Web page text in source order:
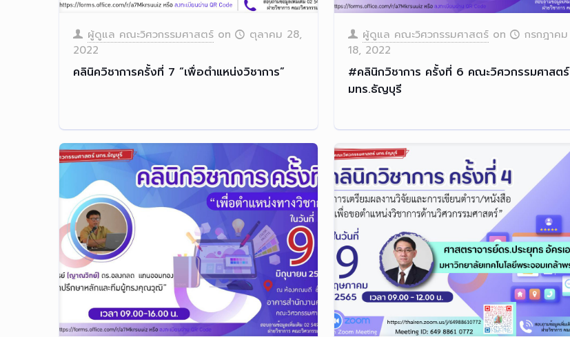
ผู้ดูแล คณะวิศวกรรมศาสตร์ on
ตุลาคม 28,
2022
คลินิควิชาการครั้งที่ 7 “เพื่อตำแหน่งวิชาการ”
ผู้ดูแล คณะวิศวกรรมศาสตร์ on
กรกฎาคม
18, 2022
#คลินิกวิชาการ ครั้งที่ 6 คณะวิศวกรรมศาสตร์
มทร.ธัญบุรี